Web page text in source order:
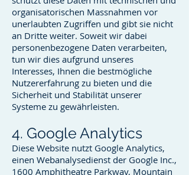
organisatorischen Massnahmen vor
unerlaubten Zugriffen und gibt sie nicht
an Dritte weiter. Soweit wir dabei
personenbezogene Daten verarbeiten,
tun wir dies aufgrund unseres
Interesses, Ihnen die bestmögliche
Nutzererfahrung zu bieten und die
Sicherheit und Stabilität unserer
Systeme zu gewährleisten.
4. Google Analytics
Diese Website nutzt Google Analytics,
einen Webanalysedienst der Google Inc.,
1600 Amphitheatre Parkway, Mountain